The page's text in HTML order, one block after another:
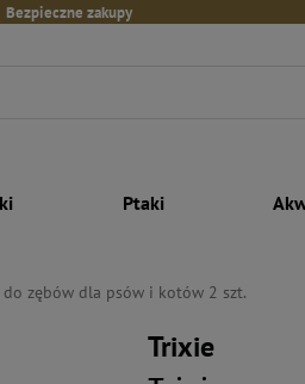
Bezpieczne zakupy
Ptaki
do zębów dla psów i kotów 2 szt.
Trixie